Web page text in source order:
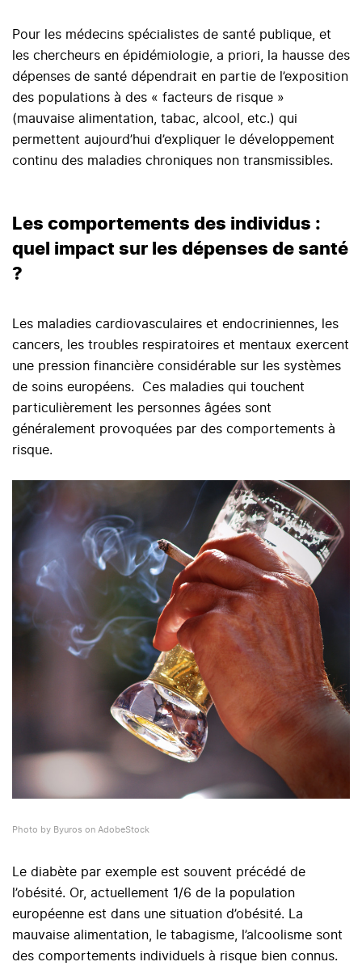
Pour les médecins spécialistes de santé publique, et
les chercheurs en épidémiologie, a priori, la hausse des
dépenses de santé dépendrait en partie de l’exposition
des populations à des « facteurs de risque »
(mauvaise alimentation, tabac, alcool, etc.) qui
permettent aujourd’hui d’expliquer le développement
continu des maladies chroniques non transmissibles.
Les comportements des individus :
quel impact sur les dépenses de santé
?
Les maladies cardiovasculaires et endocriniennes, les
cancers, les troubles respiratoires et mentaux exercent
une pression financière considérable sur les systèmes
de soins européens. Ces maladies qui touchent
particulièrement les personnes âgées sont
généralement provoquées par des comportements à
risque.
Photo by Byuros on AdobeStock
Le diabète par exemple est souvent précédé de
l’obésité. Or, actuellement 1/6 de la population
européenne est dans une situation d’obésité. La
mauvaise alimentation, le tabagisme, l’alcoolisme sont
des comportements individuels à risque bien connus.